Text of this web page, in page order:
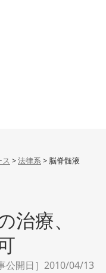
>法律系> 脳脊髄液
治療、
公開日］2010/04/13